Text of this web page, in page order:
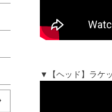
▼【ヘッド】ラケ